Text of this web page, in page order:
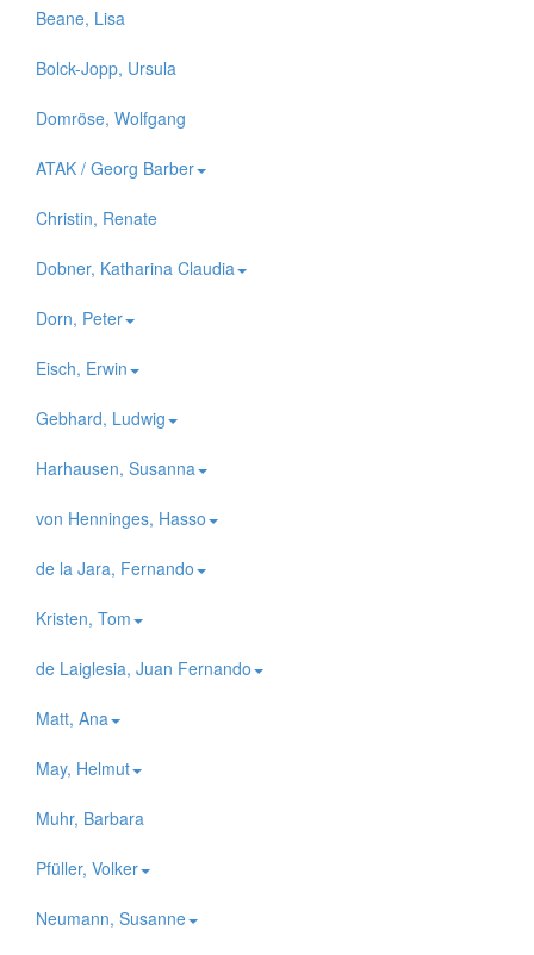
Beane, Lisa
Bolck-Jopp, Ursula
Domröse, Wolfgang
ATAK / Georg Barber
Christin, Renate
Dobner, Katharina Claudia
Dorn, Peter
Eisch, Erwin
Gebhard, Ludwig
Harhausen, Susanna
von Henninges, Hasso
de la Jara, Fernando
Kristen, Tom
de Laiglesia, Juan Fernando
Matt, Ana
May, Helmut
Muhr, Barbara
Pfüller, Volker
Neumann, Susanne